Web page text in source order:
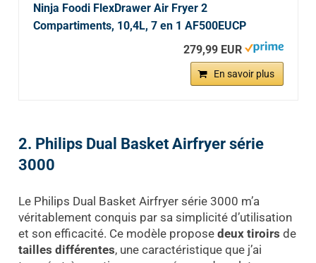
Ninja Foodi FlexDrawer Air Fryer 2
Compartiments, 10,4L, 7 en 1 AF500EUCP
279,99 EUR
En savoir plus
2. Philips Dual Basket Airfryer série
3000
Le Philips Dual Basket Airfryer série 3000 m’a
véritablement conquis par sa simplicité d’utilisation
et son efficacité. Ce modèle propose deux tiroirs de
tailles différentes, une caractéristique que j’ai